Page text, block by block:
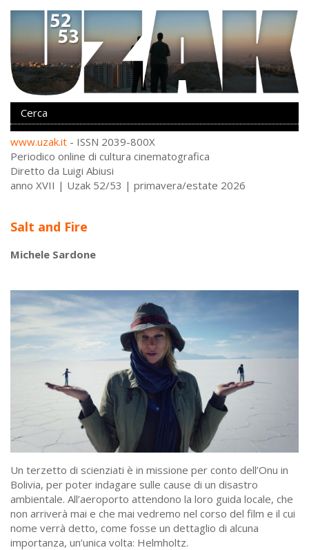
www.uzak.it - ISSN 2039-800X
Periodico online di cultura cinematografica
Diretto da Luigi Abiusi
anno XVII | Uzak 52/53 | primavera/estate 2026
Salt and Fire
Michele Sardone
Un terzetto di scienziati è in missione per conto dell’Onu in
Bolivia, per poter indagare sulle cause di un disastro
ambientale. All’aeroporto attendono la loro guida locale, che
non arriverà mai e che mai vedremo nel corso del film e il cui
nome verrà detto, come fosse un dettaglio di alcuna
importanza, un’unica volta: Helmholtz.